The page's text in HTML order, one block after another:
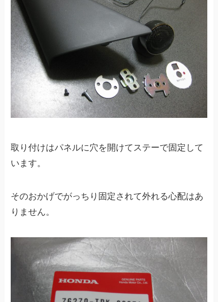
取り付けはパネルに穴を開けてステーで固定して
います。
そのおかげでがっちり固定されて外れる心配はあ
りません。